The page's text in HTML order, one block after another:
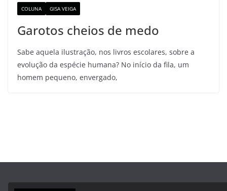
COLUNA GISA VEIGA
Garotos cheios de medo
Sabe aquela ilustração, nos livros escolares, sobre a
evolução da espécie humana? No início da fila, um
homem pequeno, envergado,